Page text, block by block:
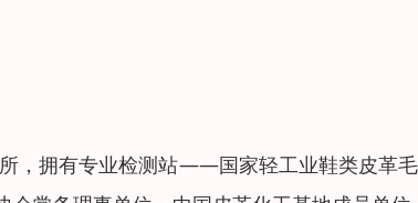
，拥有专业检测站——国家轻工业鞋类皮革